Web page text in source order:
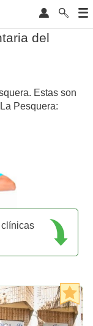
del
Estas son
Pesquera: